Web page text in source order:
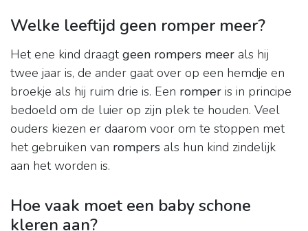
Welke leeftijd geen romper meer?
Het ene kind draagtgeen rompers meer als hij
twee jaar is, de ander gaat over op een hemdje en
broekje als hij ruim drie is. Een romper is in principe
bedoeld om de luier op zijn plek te houden. Veel
ouders kiezen er daarom voor om te stoppen met
het gebruiken van rompers als hun kind zindelijk
aan het worden is.
Hoe vaak moet een baby schone
kleren aan?